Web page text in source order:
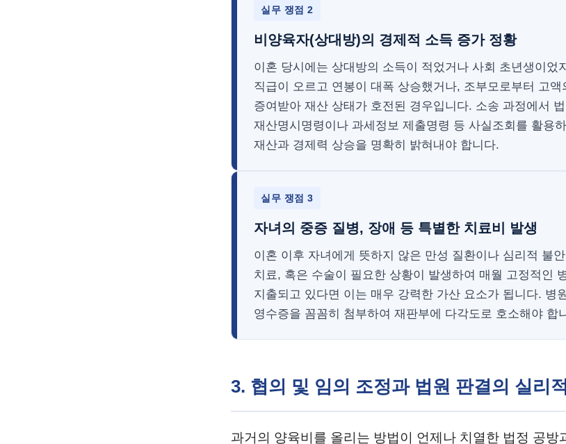
실무 쟁점 2
비양육자(상대방)의 경제적 소득 증가 정황
이혼 당시에는 상대방의 소득이 적었거나 사회 초년생이었
직급이 오르고 연봉이 대폭 상승했거나, 조부모로부터 고액
증여받아 재산 상태가 호전된 경우입니다. 소송 과정에서 법
재산명시명령이나 과세정보 제출명령 등 사실조회를 활용
재산과 경제력 상승을 명확히 밝혀내야 합니다.
실무 쟁점 3
자녀의 중증 질병, 장애 등 특별한 치료비 발생
이혼 이후 자녀에게 뜻하지 않은 만성 질환이나 심리적 불
치료, 혹은 수술이 필요한 상황이 발생하여 매월 고정적인
지출되고 있다면 이는 매우 강력한 가산 요소가 됩니다. 병
영수증을 꼼꼼히 첨부하여 재판부에 다각도로 호소해야 합
3. 협의 및 임의 조정과 법원 판결의 실리
과거의 양육비를 올리는 방법이 언제나 치열한 법정 공방